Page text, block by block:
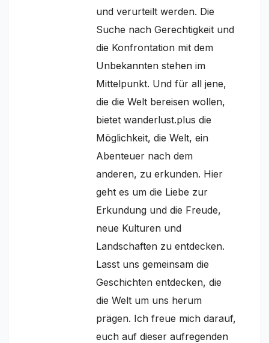
und verurteilt werden. Die
Suche nach Gerechtigkeit und
die Konfrontation mit dem
Unbekannten stehen im
Mittelpunkt. Und für all jene,
die die Welt bereisen wollen,
bietet wanderlust.plus die
Möglichkeit, die Welt, ein
Abenteuer nach dem
anderen, zu erkunden. Hier
geht es um die Liebe zur
Erkundung und die Freude,
neue Kulturen und
Landschaften zu entdecken.
Lasst uns gemeinsam die
Geschichten entdecken, die
die Welt um uns herum
prägen. Ich freue mich darauf,
euch auf dieser aufregenden